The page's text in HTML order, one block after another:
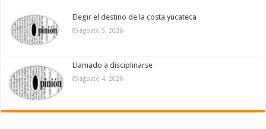
Elegir el destino de la costa yucateca
agosto 5, 2026
Llamado a disciplinarse
agosto 4, 2026